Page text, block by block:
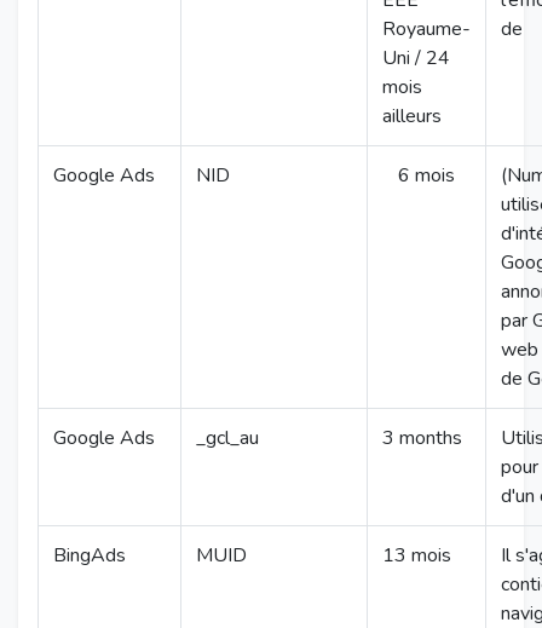
Royaume-
Uni / 24
mois
ailleurs
de
Google Ads NID 6 mois
par
web
de
Google Ads _gcl_au 3 months
d'un
BingAds MUID 13 mois
Il